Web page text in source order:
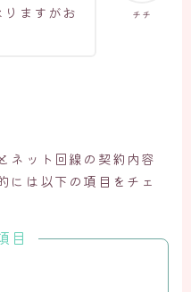
チチ
ますがお
ネット回線の契約内容
には以下の項目をチェ
目